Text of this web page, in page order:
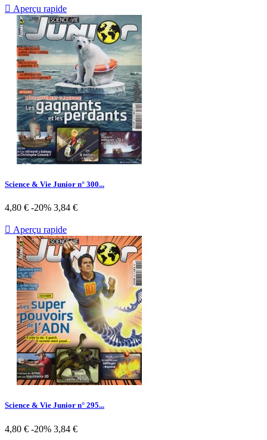
 Aperçu rapide
Science & Vie Junior n° 300...
Prix
base
4,80 € -20% Prix
3,84 €
 Aperçu rapide
Science & Vie Junior n° 295...
Prix
4,80 € -20% Prix
3,84 €